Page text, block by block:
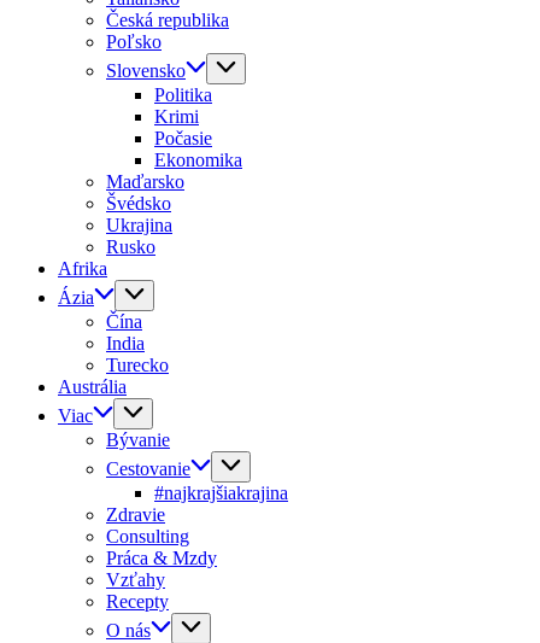
Česká republika
Poľsko
Slovensko
Politika
Krimi
Počasie
Ekonomika
Maďarsko
Švédsko
Ukrajina
Rusko
Afrika
Ázia
Čína
India
Turecko
Austrália
Viac
Bývanie
Cestovanie
#najkrajšiakrajina
Zdravie
Consulting
Práca & Mzdy
Vzťahy
Recepty
O nás